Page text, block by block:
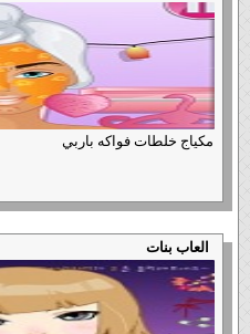
مكياج خلطات فواكه باربي
العاب بنات